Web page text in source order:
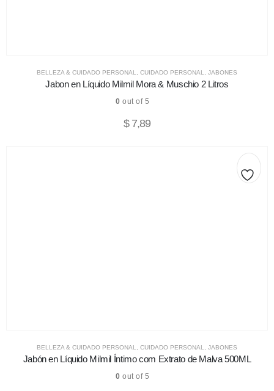
BELLEZA & CUIDADO PERSONAL CUIDADO PERSONAL JABONES
Jabon en Líquido Milmil Mora & Muschio 2 Litros
0 out of 5
$7,89
BELLEZA & CUIDADO PERSONAL CUIDADO PERSONAL JABONES
Jabón en Líquido Milmil Íntimo com Extrato de Malva 500ML
0 out of 5